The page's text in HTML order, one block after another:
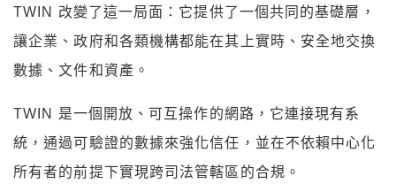
TWIN 改變了這一局面：它提供了一個共同的基礎層，
讓企業、政府和各類機構都能在其上實時、安全地交換
數據、文件和資產。
TWIN 是一個開放、可互操作的網路，它連接現有系
統，通過可驗證的數據來強化信任，並在不依賴中心化
所有者的前提下實現跨司法管轄區的合規。